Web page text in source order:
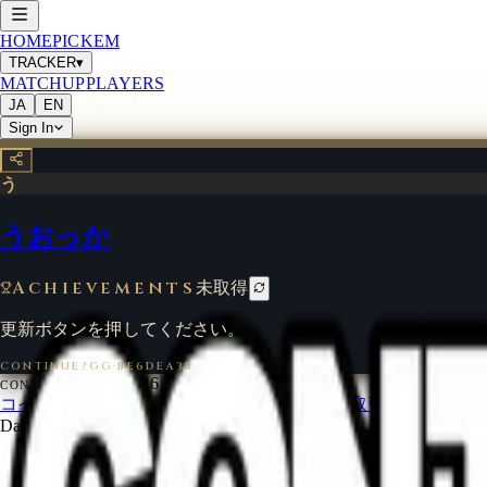
HOMEPICKEM
TRACKER▾
MATCHUPPLAYERS
JA
EN
Sign In
う
うおっか
Achievements未取得
更新ボタンを押してください。
CONTINUE?GG·BE6DEA3B
CONTINUE?GG
2026
コインについて
利用規約 お問い合わせ
特定商取引法に基づく
Data from
start.gg